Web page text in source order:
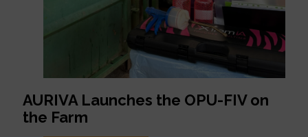
AURIVA Launches the OPU-FIV on
the Farm